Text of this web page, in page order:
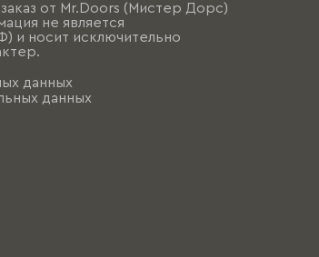
от Mr.Doors (Мистер Дорс)
не является
и носит исключительно
данных
данных